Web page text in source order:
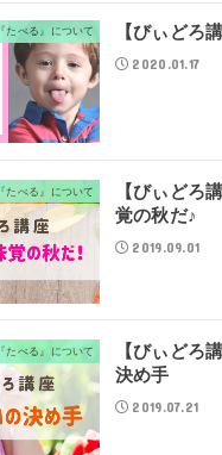
『たべる』について 【びぃどろ
2020.01.17
『たべる』について
【びぃどろ
覚の秋だ♪
2019.09.01
『たべる』について
【びぃどろ
決め手
2019.07.21